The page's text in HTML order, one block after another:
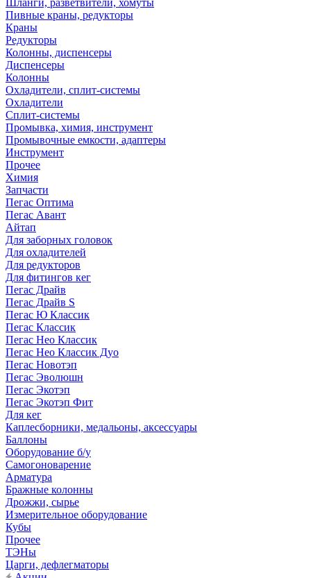
Шланги, разветвители, хомуты
Пивные краны, редукторы
Краны
Редукторы
Колонны, диспенсеры
Диспенсеры
Колонны
Охладители, сплит-системы
Охладители
Сплит-системы
Промывка, химия, инструмент
Промывочные емкости, адаптеры
Инструмент
Прочее
Химия
Запчасти
Пегас Оптима
Пегас Авант
Айтап
Для заборных головок
Для охладителей
Для редукторов
Для фитингов кег
Пегас Драйв
Пегас Драйв S
Пегас Ю Классик
Пегас Классик
Пегас Нео Классик
Пегас Нео Классик Дуо
Пегас Новотэп
Пегас Эволюшн
Пегас Экотэп
Пегас Экотэп Фит
Для кег
Каплесборники, медальоны, аксессуары
Баллоны
Оборудование б/у
Самогоноварение
Арматура
Бражные колонны
Дрожжи, сырье
Измерительное оборудование
Кубы
Прочее
ТЭНы
Царги, дефлегматоры